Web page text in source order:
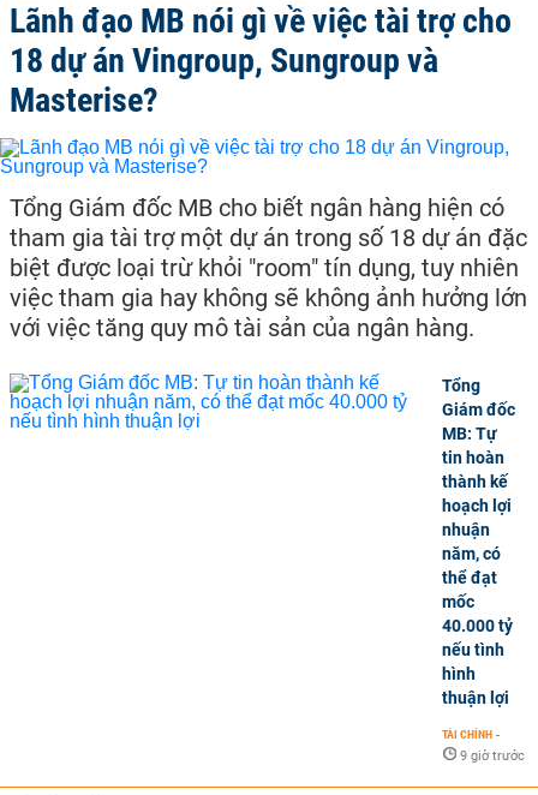
Lãnh đạo MB nói gì về việc tài trợ cho
18 dự án Vingroup, Sungroup và
Masterise?
Tổng Giám đốc MB cho biết ngân hàng hiện có
tham gia tài trợ một dự án trong số 18 dự án đặc
biệt được loại trừ khỏi "room" tín dụng, tuy nhiên
việc tham gia hay không sẽ không ảnh hưởng lớn
với việc tăng quy mô tài sản của ngân hàng.
Tổng
Giám đốc
MB: Tự
tin hoàn
thành kế
hoạch lợi
nhuận
năm, có
thể đạt
mốc
40.000 tỷ
nếu tình
hình
thuận lợi
TÀI CHÍNH -
9 giờ trước